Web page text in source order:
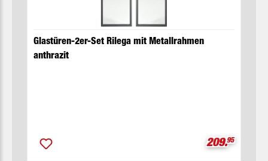
Glastüren-2er-Set Rilega mit Metallrahmen
anthrazit
209.95